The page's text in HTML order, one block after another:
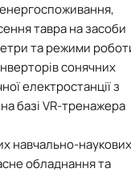
заходів
акти НУБіП України
НАЗК
НАЗК
енергоспоживання,
тавра на засоби
та режими
сонячних
електростанції з
базі VR-тренажера
навчально-наукових
обладнання та